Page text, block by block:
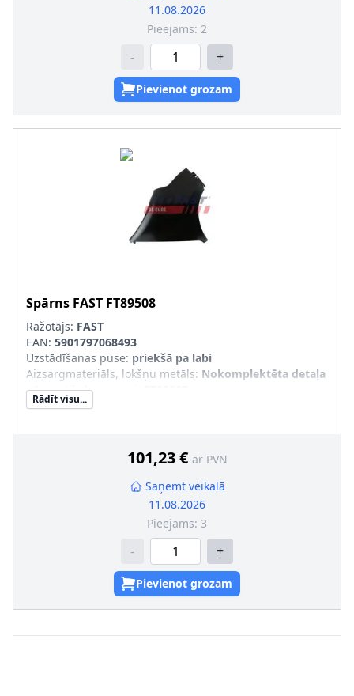
11.08.2026
Pieejams: 2
- +
Pievienot grozam
Spārns FAST FT89508
Ražotājs: FAST
EAN: 5901797068493
Uzstādīšanas puse: priekšā pa labi
Aizsargmateriāls, lokšņu metāls: Nokomplektēta detaļa
pāra artikulu numuri
Rādīt visu...
101,23 € ar PVN
Saņemt veikalā
11.08.2026
Pieejams: 3
- +
Pievienot grozam